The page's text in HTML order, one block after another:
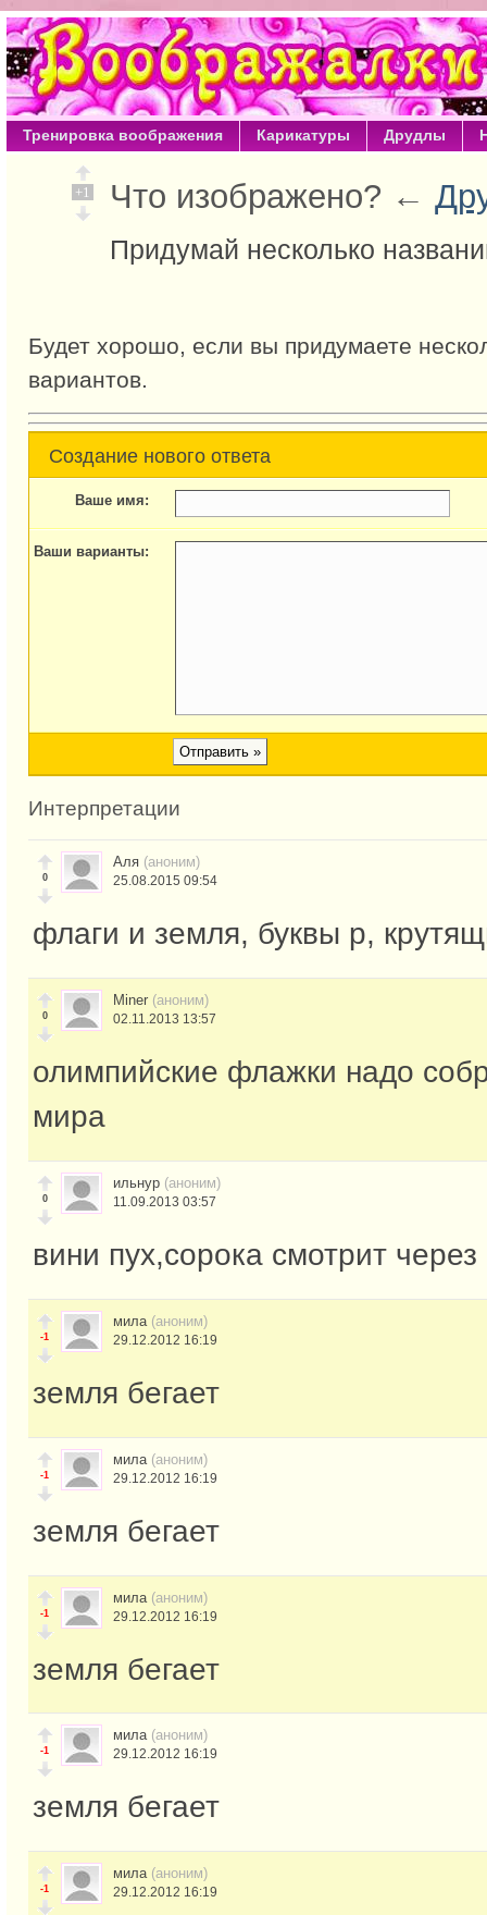
Тренировка воображения Карикатуры Друдлы
+1 Что изображено? ←
Придумай несколько
Будет хорошо, если вы придумаете
вариантов.
Создание нового ответа
Ваше имя:
Ваши варианты:
Интерпретации
0
Аля (аноним)
25.08.2015 09:54
флаги и земля, буквы р,
0
Miner (аноним)
02.11.2013 13:57
олимпийские флажки надо
мира
0
ильнур (аноним)
11.09.2013 03:57
вини пух,сорока смотрит через
-1
мила (аноним)
29.12.2012 16:19
земля бегает
-1
мила (аноним)
29.12.2012 16:19
земля бегает
-1
мила (аноним)
29.12.2012 16:19
земля бегает
-1
мила (аноним)
29.12.2012 16:19
земля бегает
-1
мила (аноним)
29.12.2012 16:19